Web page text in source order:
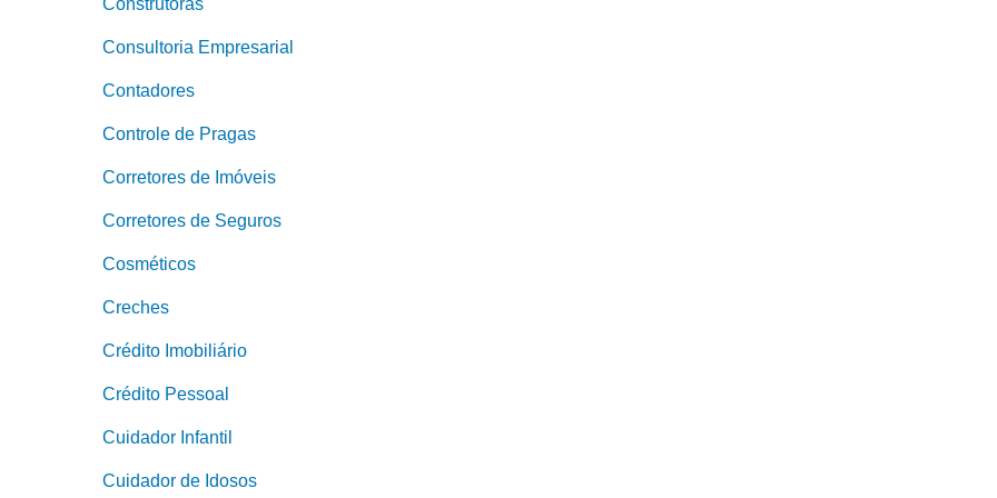
Construtoras
Consultoria Empresarial
Contadores
Controle de Pragas
Corretores de Imóveis
Corretores de Seguros
Cosméticos
Creches
Crédito Imobiliário
Crédito Pessoal
Cuidador Infantil
Cuidador de Idosos